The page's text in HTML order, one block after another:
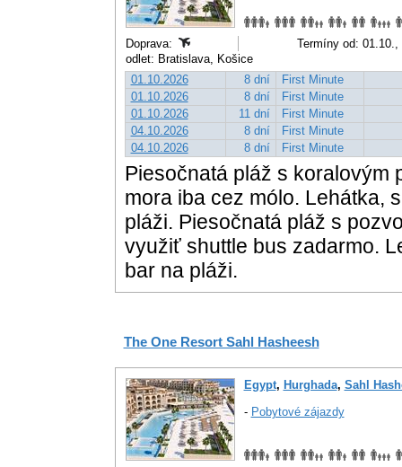
Doprava:
Termíny od: 01.10.,
odlet: Bratislava, Košice
01.10.2026
8 dní
First Minute
01.10.2026
8 dní
First Minute
01.10.2026
11 dní
First Minute
04.10.2026
8 dní
First Minute
04.10.2026
8 dní First Minute
Piesočnatá pláž s koralovým
mora iba cez mólo. Lehátka,
pláži. Piesočnatá pláž s
využiť shuttle bus zadarmo.
bar na pláži.
The One Resort Sahl Hasheesh
Egypt, Hurghada, Sahl
- Pobytové zájazdy